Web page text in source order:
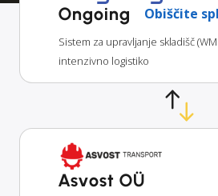
Ongoing Obiščite
Sistem za upravljanje skladišč
intenzivno logistiko
Asvost OÜ